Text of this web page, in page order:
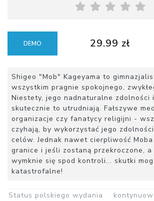
DEMO 29.99 zł
Shigeo "Mob" Kageyama to
wszystkim pragnie spokojnego,
Niestety, jego nadnaturalne zdolności
skutecznie to utrudniają. Fałszywe
organizacje czy fanatycy religijni -
czyhają, by wykorzystać jego
celów. Jednak nawet cierpliwość
granice i jeśli zostaną przekroczone, a
wymknie się spod kontroli... skutki
katastrofalne!
Status polskiego wydania